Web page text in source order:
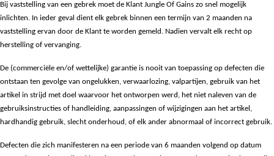
Bij vaststelling van een gebrek moet de Klant Jungle Of Gains zo snel mogelijk
inlichten. In ieder geval dient elk gebrek binnen een termijn van 2 maanden na
vaststelling ervan door de Klant te worden gemeld. Nadien vervalt elk recht op
herstelling of vervanging.
De (commerciële en/of wettelijke) garantie is nooit van toepassing op defecten die
ontstaan ten gevolge van ongelukken, verwaarlozing, valpartijen, gebruik van het
artikel in strijd met doel waarvoor het ontworpen werd, het niet naleven van de
gebruiksinstructies of handleiding, aanpassingen of wijzigingen aan het artikel,
hardhandig gebruik, slecht onderhoud, of elk ander abnormaal of incorrect gebruik.
Defecten die zich manifesteren na een periode van 6 maanden volgend op datum